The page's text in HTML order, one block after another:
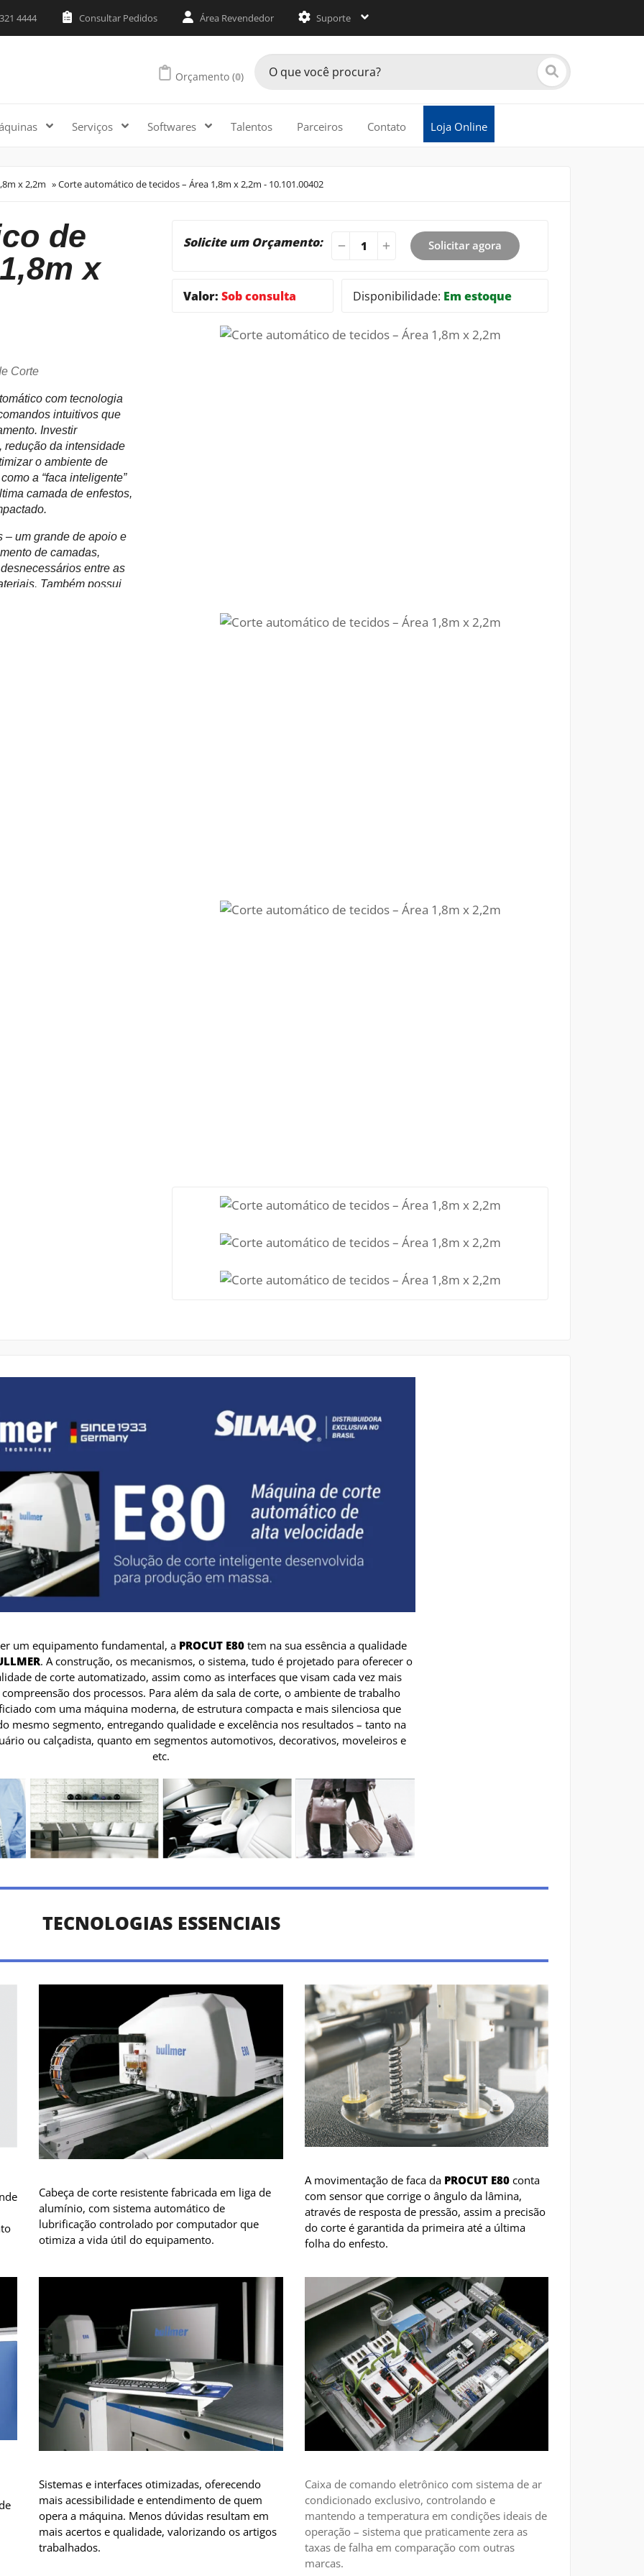
4444 Consultar Pedidos Área Revendedor Suporte
Orçamento (0)
Serviços Softwares Talentos Parceiros Contato Loja Online
x 2,2m »Corte automático de tecidos – Área 1,8m x 2,2m - 10.101.00402
x
Corte
com tecnologia
intuitivos que
Investir
redução da intensidade
o ambiente de
a “faca inteligente”
camada de enfestos,
– um grande de apoio e
de camadas,
entre as
Também possui
Solicite um Orçamento: Solicitar agora
Valor: Sob consulta Disponibilidade: Em estoque
um equipamento fundamental, a PROCUT E80 tem na sua essência a qualidade
. A construção, os mecanismos, o sistema, tudo é projetado para oferecer o
de corte automatizado, assim como as interfaces que visam cada vez mais
dos processos. Para além da sala de corte, o ambiente de trabalho
com uma máquina moderna, de estrutura compacta e mais silenciosa que
mesmo segmento, entregando qualidade e excelência nos resultados – tanto na
ou calçadista, quanto em segmentos automotivos, decorativos, moveleiros e
etc.
TECNOLOGIAS ESSENCIAIS
Cabeça de corte resistente fabricada em liga de
alumínio, com sistema automático de
lubrificação controlado por computador que
otimiza a vida útil do equipamento.
A movimentação de faca da PROCUT E80conta
com sensor que corrige o ângulo da lâmina,
através de resposta de pressão, assim a precisão
do corte é garantida da primeira até a última
folha do enfesto.
Sistemas e interfaces otimizadas, oferecendo
mais acessibilidade e entendimento de quem
opera a máquina. Menos dúvidas resultam em
mais acertos e qualidade, valorizando os artigos
trabalhados.
Caixa de comando eletrônico com sistema de ar
condicionado exclusivo, controlando e
mantendo a temperatura em condições ideais de
operação – sistema que praticamente zera as
taxas de falha em comparação com outras
marcas.